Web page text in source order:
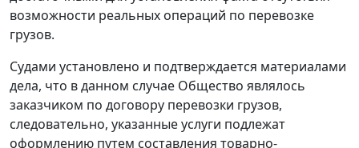
возможности реальных операций по перевозке
грузов.
Судами установлено и подтверждается материалами
дела, что в данном случае Общество являлось
заказчиком по договору перевозки грузов,
следовательно, указанные услуги подлежат
оформлению путем составления товарно-